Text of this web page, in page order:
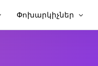
Փոխարկիչներ